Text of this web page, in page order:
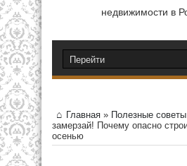
недвижимости в
Главная » Полезные советы
замерзай! Почему опасно
осенью